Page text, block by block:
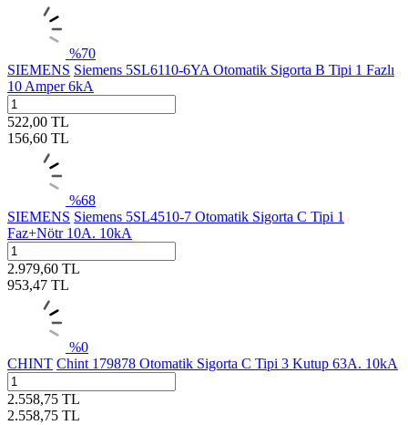
%70
SIEMENS Siemens 5SL6110-6YA Otomatik Sigorta B Tipi 1 Fazlı
10 Amper 6kA
522,00 TL
156,60 TL
%68
SIEMENS Siemens 5SL4510-7 Otomatik Sigorta C Tipi 1
Faz+Nötr 10A. 10kA
2.979,60 TL
953,47 TL
%0
CHINT Chint 179878 Otomatik Sigorta C Tipi 3 Kutup 63A. 10kA
2.558,75 TL
2.558,75 TL